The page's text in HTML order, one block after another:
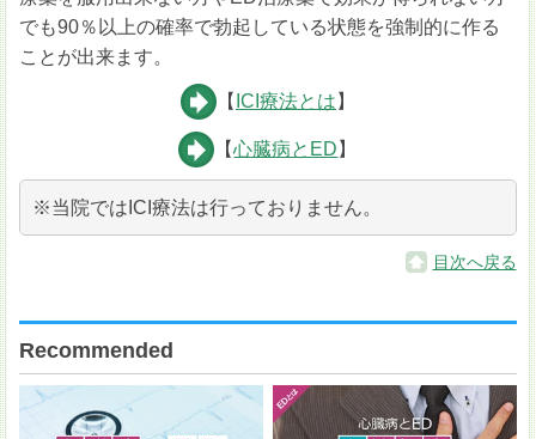
でも90％以上の確率で勃起している状態を強制的に作る
ことが出来ます。
【 ICI療法とは 】
【心臓病とED 】
※当院ではICI療法は行っておりません。
目次へ戻る
Recommended